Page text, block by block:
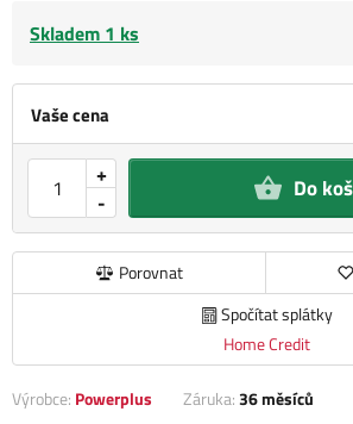
Vaše cena
-
+ Do
Porovnat
Spočítat splátky
Home Credit
Skladem 1 ks
Výrobce: Powerplus Záruka:36 měsíců